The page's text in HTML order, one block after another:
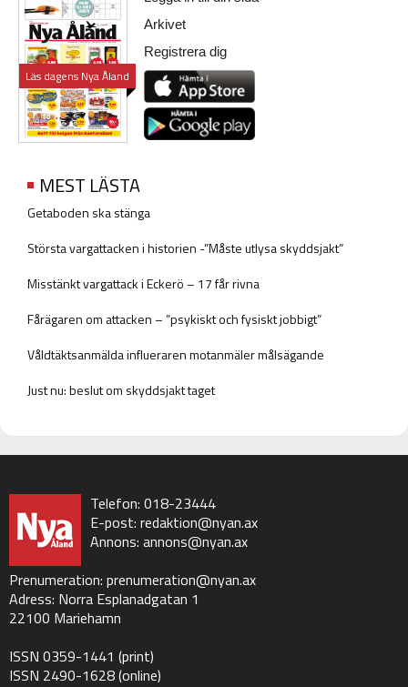
Läs dagens Nya Åland
Arkivet
Registrera dig
MEST LÄSTA
Getaboden ska stänga
Största vargattacken i historien -”Måste utlysa skyddsjakt”
Misstänkt vargattack i Eckerö – 17 får rivna
Fårägaren om attacken – ”psykiskt och fysiskt jobbigt”
Våldtäktsanmälda influeraren motanmäler målsägande
Just nu: beslut om skyddsjakt taget
Telefon: 018-23444
E-post: redaktion@nyan.ax
Annons: annons@nyan.ax
Prenumeration: prenumeration@nyan.ax
Adress: Norra Esplanadgatan 1
22100 Mariehamn
ISSN 0359-1441 (print)
ISSN 2490-1628 (online)